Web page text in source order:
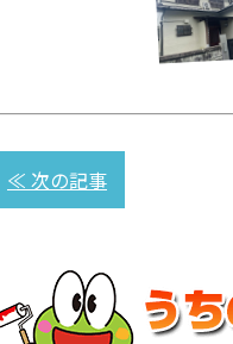
≪ 次の記事